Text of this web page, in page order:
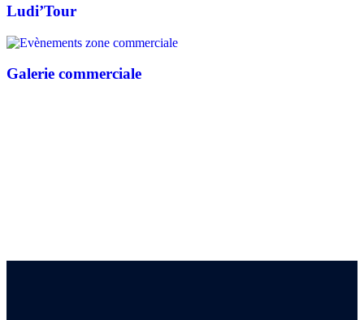
Ludi’Tour
Galerie commerciale